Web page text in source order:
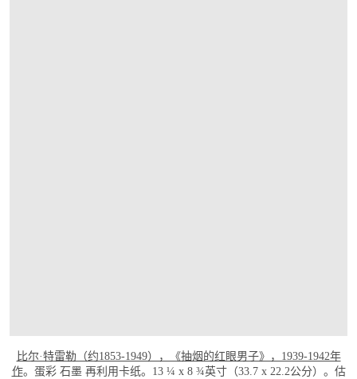
比尔·特雷勒（约1853-1949），《抽烟的红眼男子》，1939-1942年
作。蛋彩 石墨 再利用卡纸。13 ¼ x 8 ¾英寸（33.7 x 22.2公分）。估